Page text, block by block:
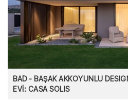
BAD - BAŞAK AKKOYUNLU
EVİ: CASA SOLIS